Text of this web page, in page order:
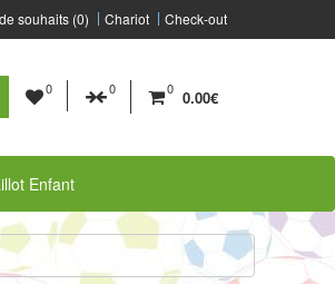
souhaits (0) Chariot Check-out
0 0 0 0.00€
Enfant